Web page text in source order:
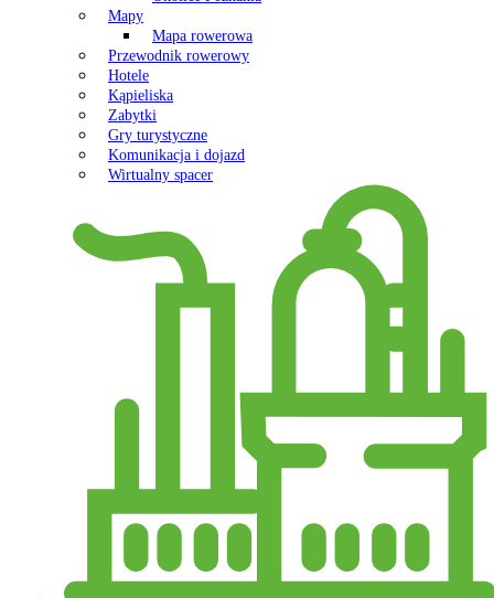
Mapy
Mapa rowerowa
Przewodnik rowerowy
Hotele
Kąpieliska
Zabytki
Gry turystyczne
Komunikacja i dojazd
Wirtualny spacer